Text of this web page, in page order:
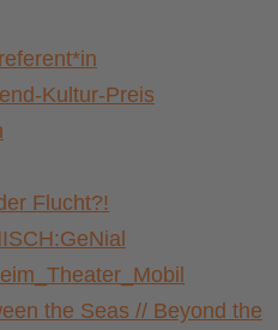
Kultur-Preis
Flucht?!
the Seas // Beyond the